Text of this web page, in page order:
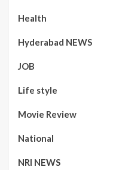
Health
Hyderabad NEWS
JOB
Life style
Movie Review
National
NRI NEWS